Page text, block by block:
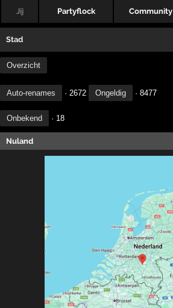
Jij Partyflock Community
Stad
Overzicht
Auto-renames · 2672 Ongeldig · 8477
Onbekend · 18
Nuland